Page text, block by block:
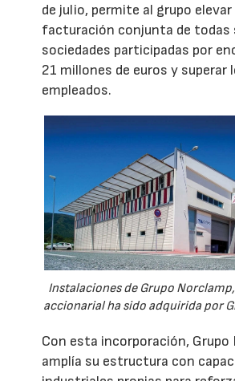
de julio, permite al grupo elevar
facturación conjunta de todas
sociedades participadas por
21 millones de euros y superar
empleados.
Instalaciones de Grupo
accionarial ha sido adquirida por
Con esta incorporación, Grupo
amplía su estructura con